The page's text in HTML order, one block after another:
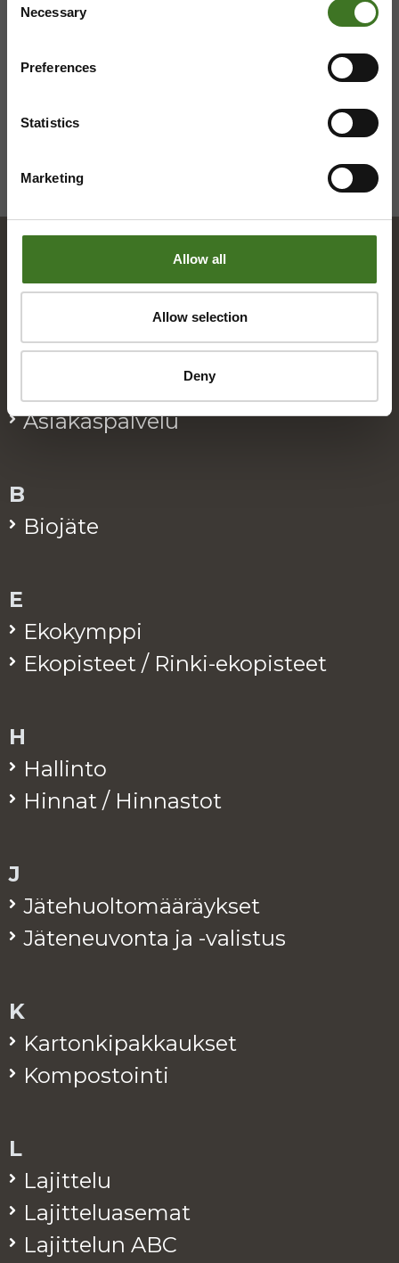
Selection
Necessary
Preferences
Statistics
Marketing
Allow all
Allow selection
Deny
Hakemisto
A
Alue­ke­räys­pis­teet
Asia­kas­pal­ve­lu
B
Bio­jä­te
E
Eko­kymp­pi
Eko­pis­teet / Rinki-eko­pis­teet
H
Hal­lin­to
Hin­nat / Hin­nas­tot
J
Jä­te­huol­to­mää­räyk­set
Jä­te­neu­von­ta ja -va­lis­tus
K
Kar­ton­ki­pak­kauk­set
Kom­pos­toin­ti
L
La­jit­te­lu
La­jit­te­lua­se­mat
La­jit­te­lun ABC